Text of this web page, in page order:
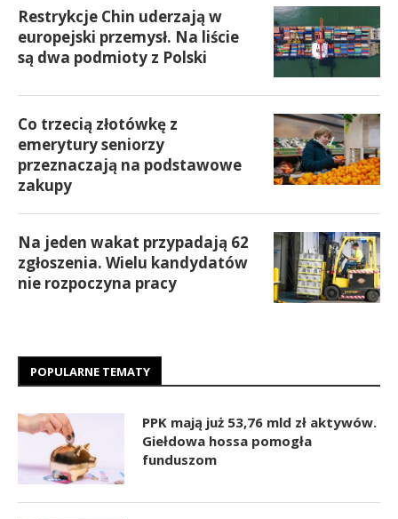
Restrykcje Chin uderzają w
europejski przemysł. Na liście
są dwa podmioty z Polski
Co trzecią złotówkę z
emerytury seniorzy
przeznaczają na podstawowe
zakupy
Na jeden wakat przypadają 62
zgłoszenia. Wielu kandydatów
nie rozpoczyna pracy
POPULARNE TEMATY
PPK mają już 53,76 mld zł aktywów.
Giełdowa hossa pomogła
funduszom